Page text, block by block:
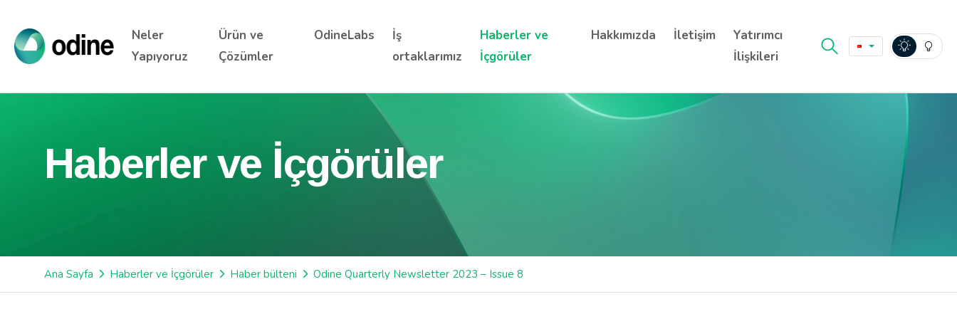
Neler
Yapıyoruz
Ürün ve
Çözümler
OdineLabs
İş
ortaklarımız
Haberler ve
İçgörüler
Hakkımızda İletişim
Yatırımcı
İlişkileri
Haberler ve İçgörüler
Ana Sayfa Haberler ve İçgörüler Haber bülteni Odine Quarterly Newsletter 2023 – Issue 8